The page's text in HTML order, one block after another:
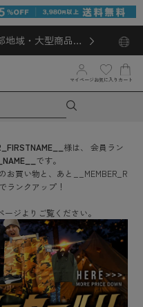
地域・大型商品対
マイページ お気に入り カート
様は、
会員ラン
です。
お買い物と、あと
__MEMBER_R
ランクアップ！
ジよりご覧ください。